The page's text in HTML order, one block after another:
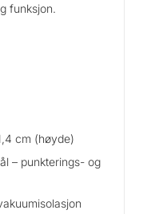
funksjon.
cm (høyde)
– punkterings- og